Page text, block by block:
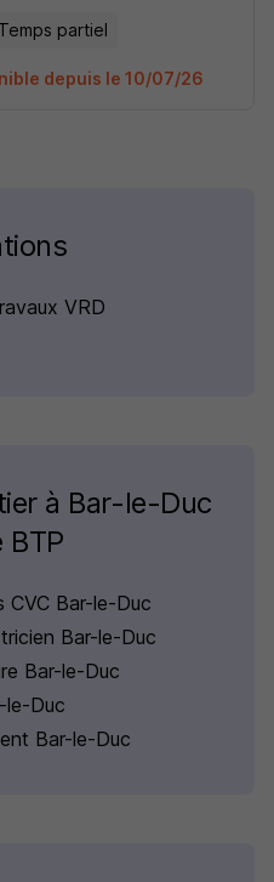
Temps partiel
depuis le 10/07/26
VRD
à Bar-le-Duc
BTP
CVC Bar-le-Duc
Bar-le-Duc
Bar-le-Duc
le-Duc
Bar-le-Duc